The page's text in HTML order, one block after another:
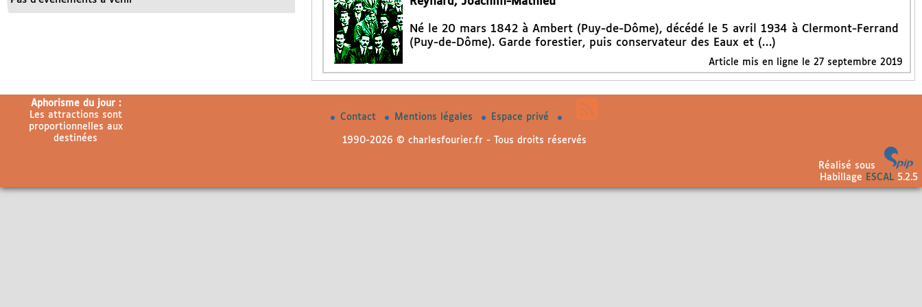
Né le 20 mars 1842 à Ambert (Puy-de-Dôme), décédé le 5 avril 1934 à Clermont-Ferrand
(Puy-de-Dôme). Garde forestier, puis conservateur des Eaux et (…)
Article mis en ligne le 27 septembre 2019
Aphorisme du jour :
Les attractions sont
proportionnelles aux
destinées
Contact Mentions légales Espace privé
1990-2026 © charlesfourier.fr - Tous droits réservés
Réalisé sous
Habillage
ESCAL5.2.5